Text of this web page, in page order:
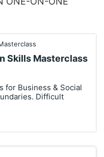
Skills Masterclass
for Business & Social
Difficult